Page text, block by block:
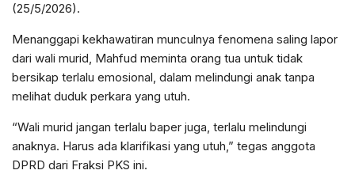
(25/5/2026).
Menanggapi kekhawatiran munculnya fenomena saling lapor
dari wali murid, Mahfud meminta orang tua untuk tidak
bersikap terlalu emosional, dalam melindungi anak tanpa
melihat duduk perkara yang utuh.
“Wali murid jangan terlalu baper juga, terlalu melindungi
anaknya. Harus ada klarifikasi yang utuh,” tegas anggota
DPRD dari Fraksi PKS ini.